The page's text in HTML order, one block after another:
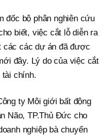
đốc bộ phân nghiên cứu
biết, việc cắt lỗ diễn ra
các các dự án đã được
đây. Lý do của việc cắt
tài chính.
ty Môi giới bất động
Não, TP.Thủ Đức cho
nghiệp bà chuyển